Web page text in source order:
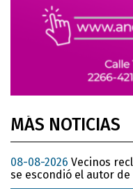
MÁS NOTICIAS
08-08-2026 Vecinos
se escondió el autor